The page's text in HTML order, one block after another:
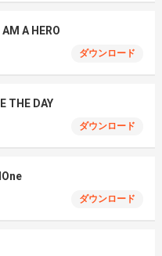
A HERO
ダウンロード
THE DAY
ダウンロード
ダウンロード